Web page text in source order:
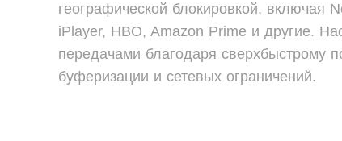
географической блокировкой, включая
iPlayer, HBO, Amazon Prime и другие.
передачами благодаря сверхбыстрому
буферизации и сетевых ограничений.